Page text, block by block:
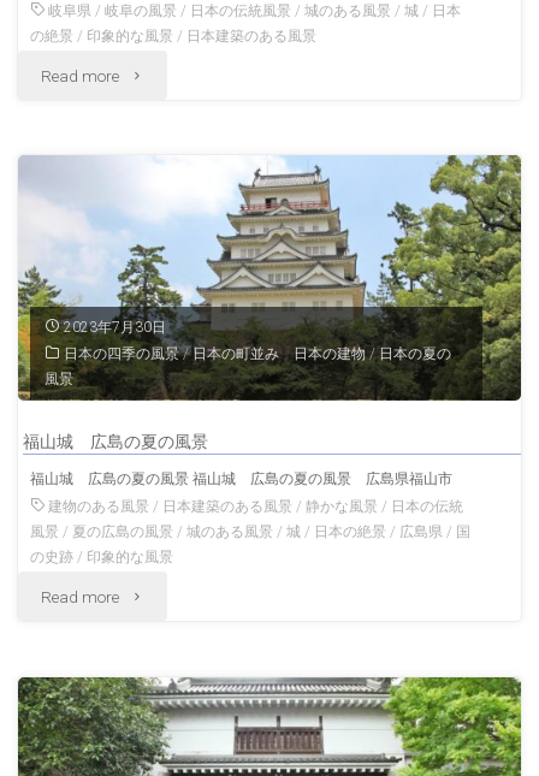
の
風
岐阜県 /岐阜の風景 / 日本の伝統風景 /城のある風景 /城 / 日本
の絶景 / 印象的な風景 / 日本建築のある風景
Read more "郡
幡
城
の
あ
風
景
岐
阜
風
景"
2023年7月30日
日本の四季の風景 / 日本の町並み 日本の建物 / 日本の夏の
風景
福山城 広島の夏の風景
福山城 広島の夏の風景 福山城 広島の夏の風景 広島県福山市
建物のある風景 / 日本建築のある風景 / 静かな風景 / 日本の伝統
風景 / 夏の広島の風景 /城のある風景 /城 / 日本の絶景 / 広島県 / 国
の史跡 / 印象的な風景
Read more "福
城
広